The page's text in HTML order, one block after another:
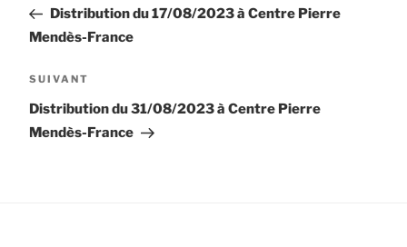
l’article
précédent
Distribution du 17/08/2023 à Centre Pierre
Mendès-France
Article
suivant
SUIVANT
Distribution du 31/08/2023 à Centre Pierre
Mendès-France